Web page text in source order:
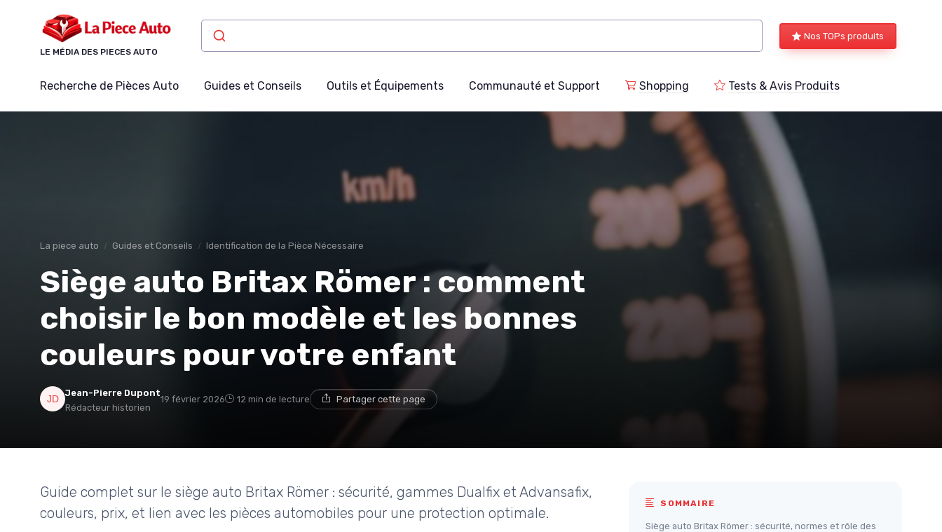
LE MÉDIA DES PIECES AUTO
Nos TOPs produits
Recherche de Pièces Auto Guides et Conseils Outils et Équipements Communauté et Support Shopping Tests & Avis Produits
La piece auto Guides et Conseils Identification de la Pièce Nécessaire
Siège auto Britax Römer : comment
choisir le bon modèle et les bonnes
couleurs pour votre enfant
Jean-Pierre Dupont
Rédacteur historien
19 février 2026 12 min de lecture Partager cette page
Guide complet sur le siège auto Britax Römer : sécurité, gammes Dualfix et Advansafix,
couleurs, prix, et lien avec les pièces automobiles pour une protection optimale.
SOMMAIRE
Siège auto Britax Römer : sécurité, normes et rôle des